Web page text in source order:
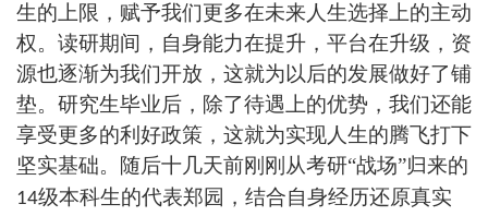
生的上限，赋予我们更多在未来人生选择上的主动
权。读研期间，自身能力在提升，平台在升级，资
源也逐渐为我们开放，这就为以后的发展做好了铺
垫。研究生毕业后，除了待遇上的优势，我们还能
享受更多的利好政策，这就为实现人生的腾飞打下
坚实基础。随后十几天前刚刚从考研“战场”归来的
14级本科生的代表郑园，结合自身经历还原真实